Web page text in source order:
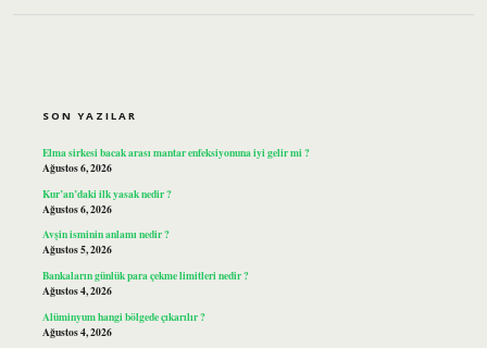
SON YAZILAR
Elma sirkesi bacak arası mantar enfeksiyonuna iyi gelir mi ?
Ağustos 6, 2026
Kur’an’daki ilk yasak nedir ?
Ağustos 6, 2026
Avşin isminin anlamı nedir ?
Ağustos 5, 2026
Bankaların günlük para çekme limitleri nedir ?
Ağustos 4, 2026
Alüminyum hangi bölgede çıkarılır ?
Ağustos 4, 2026